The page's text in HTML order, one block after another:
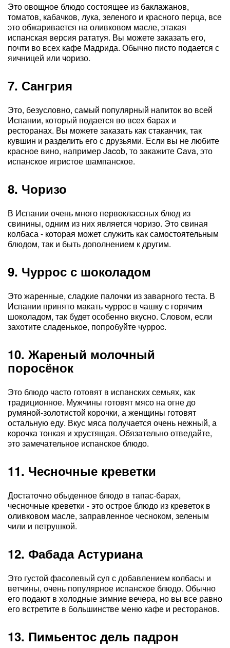
Это овощное блюдо состоящее из баклажанов,
томатов, кабачков, лука, зеленого и красного перца, все
это обжаривается на оливковом масле, этакая
испанская версия рататуя. Вы можете заказать его,
почти во всех кафе Мадрида. Обычно писто подается с
яичницей или чоризо.
7. Сангрия
Это, безусловно, самый популярный напиток во всей
Испании, который подается во всех барах и
ресторанах. Вы можете заказать как стаканчик, так
кувшин и разделить его с друзьями. Если вы не любите
красное вино, например Jacob, то закажите Cava, это
испанское игристое шампанское.
8. Чоризо
В Испании очень много первоклассных блюд из
свинины, одним из них является чоризо. Это свиная
колбаса - которая может служить как самостоятельным
блюдом, так и быть дополнением к другим.
9. Чуррос с шоколадом
Это жаренные, сладкие палочки из заварного теста. В
Испании принято макать чуррос в чашку с горячим
шоколадом, так будет особенно вкусно. Словом, если
захотите сладенькое, попробуйте чурроc.
10. Жареный молочный
поросёнок
Это блюдо часто готовят в испанских семьях, как
традиционное. Мужчины готовят мясо на огне до
румяной-золотистой корочки, а женщины готовят
остальную еду. Вкус мяса получается очень нежный, а
корочка тонкая и хрустящая. Обязательно отведайте,
это замечательное испанское блюдо.
11. Чесночные креветки
Достаточно обыденное блюдо в тапас-барах,
чесночные креветки - это острое блюдо из креветок в
оливковом масле, заправленное чесноком, зеленым
чили и петрушкой.
12. Фабада Астуриана
Это густой фасолевый суп с добавлением колбасы и
ветчины, очень популярное испанское блюдо. Обычно
его подают в холодные зимние вечера, но вы все равно
его встретите в большинстве меню кафе и ресторанов.
13. Пимьентос дель падрон